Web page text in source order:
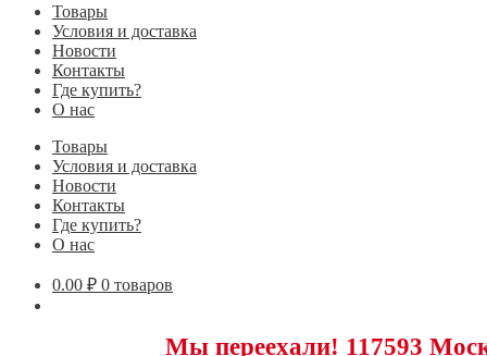
Товары
Условия и доставка
Новости
Контакты
Где купить?
О нас
Товары
Условия и доставка
Новости
Контакты
Где купить?
О нас
0.00 ₽ 0 товаров
Мы переехали! 117593 Москва,